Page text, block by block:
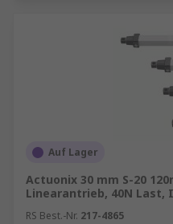
Auf Lager
Actuonix 30 mm S-20
Linearantrieb, 40N Last,
RS Best.-Nr. 217-4865